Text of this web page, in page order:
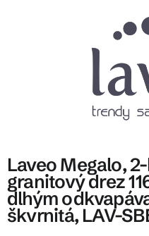
Laveo Megalo,
granitový drez
dlhým
škvrnitá, LAV-